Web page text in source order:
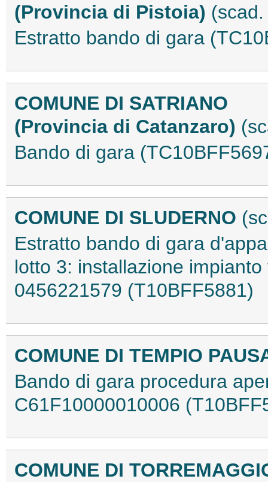
(Provincia di Pistoia)
Estratto bando di gara
COMUNE DI SATRIANO
(Provincia di Catanzaro)
Bando di gara
COMUNE DI SLUDERNO
Estratto bando di gara
lotto 3: installazione
0456221579 (T10BFF5881)
COMUNE DI TEMPIO
Bando di gara procedura
C61F10000010006
COMUNE DI